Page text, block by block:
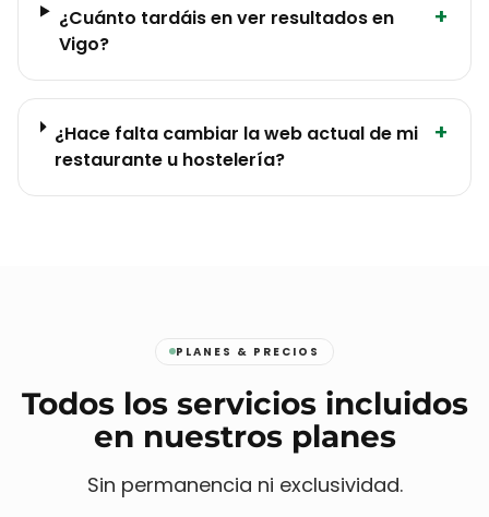
¿Cuánto tardáis en ver resultados en
Vigo?
+
¿Hace falta cambiar la web actual de mi
restaurante u hostelería?
+
PLANES & PRECIOS
Todos los servicios incluidos
en nuestros planes
Sin permanencia ni exclusividad.